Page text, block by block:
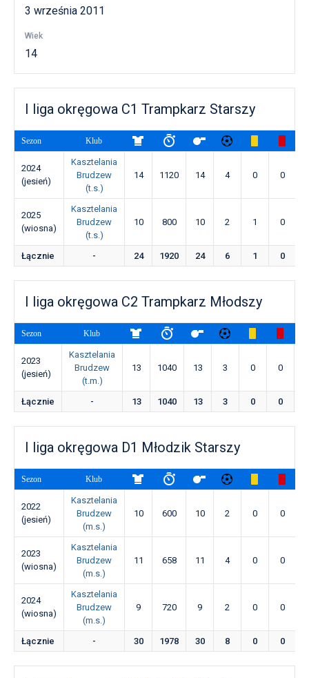
3 września 2011
Wiek
14
I liga okręgowa C1 Trampkarz Starszy
Sezon Klub
2024
(jesień)
Kasztelania
Brudzew
(t.s.)
14 1120 14 4 0 0
2025
(wiosna)
Kasztelania
Brudzew
(t.s.)
10 800 10 2 1 0
Łącznie - 24 1920 24 6 1 0
I liga okręgowa C2 Trampkarz Młodszy
Sezon Klub
2023
(jesień)
Kasztelania
Brudzew
(t.m.)
13 1040 13 3 0 0
Łącznie - 13 1040 13 3 0 0
I liga okręgowa D1 Młodzik Starszy
Sezon Klub
2022
(jesień)
Kasztelania
Brudzew
(m.s.)
10 600 10 2 0 0
2023
(wiosna)
Kasztelania
Brudzew
(m.s.)
11 658 11 4 0 0
2024
(wiosna)
Kasztelania
Brudzew
(m.s.)
9 720 9 2 0 0
Łącznie - 30 1978 30 8 0 0